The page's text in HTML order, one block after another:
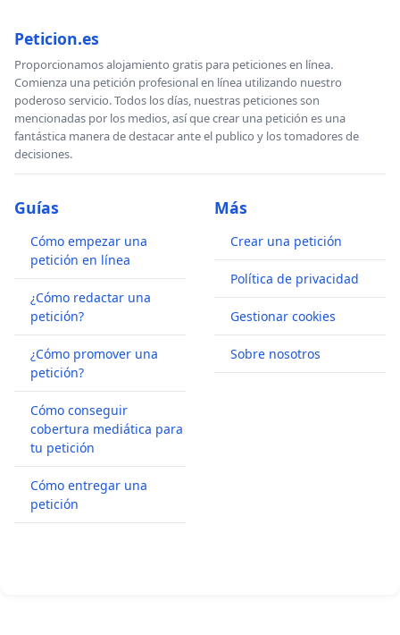
Peticion.es
Proporcionamos alojamiento gratis para peticiones en línea.
Comienza una petición profesional en línea utilizando nuestro
poderoso servicio. Todos los días, nuestras peticiones son
mencionadas por los medios, así que crear una petición es una
fantástica manera de destacar ante el publico y los tomadores de
decisiones.
Guías
Cómo empezar una
petición en línea
¿Cómo redactar una
petición?
¿Cómo promover una
petición?
Cómo conseguir
cobertura mediática para
tu petición
Cómo entregar una
petición
Más
Crear una petición
Política de privacidad
Gestionar cookies
Sobre nosotros